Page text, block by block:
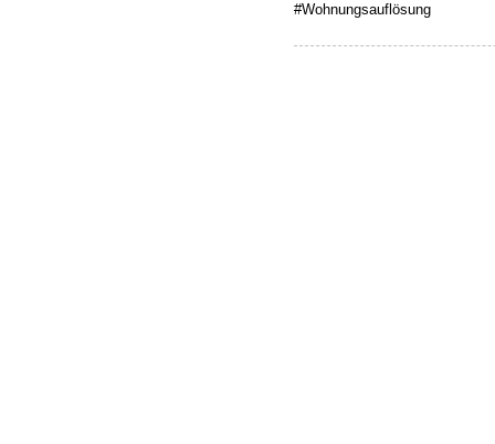
#Wohnungsauflösung